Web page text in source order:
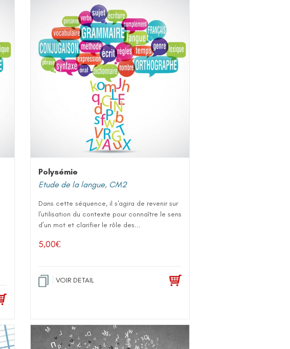
Polysémie
Etude de la langue, CM2
Dans cette séquence, il s'agira de revenir sur
l'utilisation du contexte pour connaître le sens
d’un mot et clarifier le rôle des...
5,00€
VOIR DETAIL